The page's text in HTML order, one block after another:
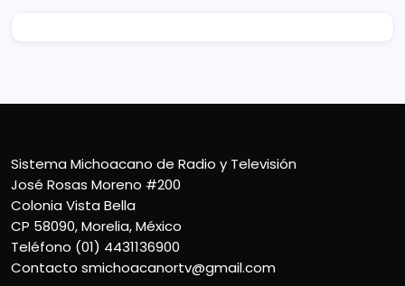
Sistema Michoacano de Radio y Televisión
José Rosas Moreno #200
Colonia Vista Bella
CP 58090, Morelia, México
Teléfono (01) 4431136900
Contacto smichoacanortv@gmail.com